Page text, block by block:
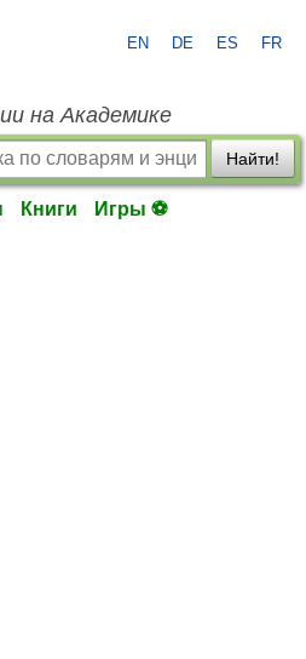
EN DE ES FR
на Академике
Найти!
Книги Игры ⚽